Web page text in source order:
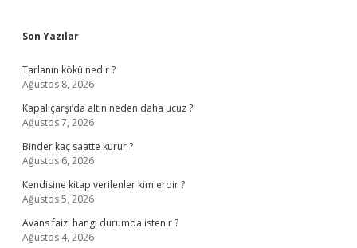
Sidebar
Son Yazılar
Tarlanın kökü nedir ?
Ağustos 8, 2026
Kapalıçarşı’da altın neden daha ucuz ?
Ağustos 7, 2026
Binder kaç saatte kurur ?
Ağustos 6, 2026
Kendisine kitap verilenler kimlerdir ?
Ağustos 5, 2026
Avans faizi hangi durumda istenir ?
Ağustos 4, 2026